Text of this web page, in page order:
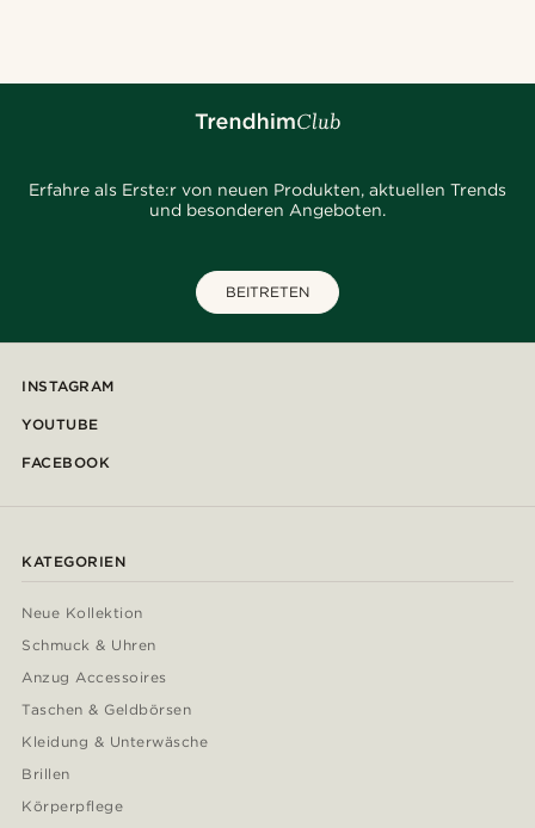
Erfahre als Erste:r von neuen Produkten, aktuellen Trends
und besonderen Angeboten.
BEITRETEN
INSTAGRAM
YOUTUBE
FACEBOOK
KATEGORIEN
Neue Kollektion
Schmuck & Uhren
Anzug Accessoires
Taschen & Geldbörsen
Kleidung & Unterwäsche
Brillen
Körperpflege